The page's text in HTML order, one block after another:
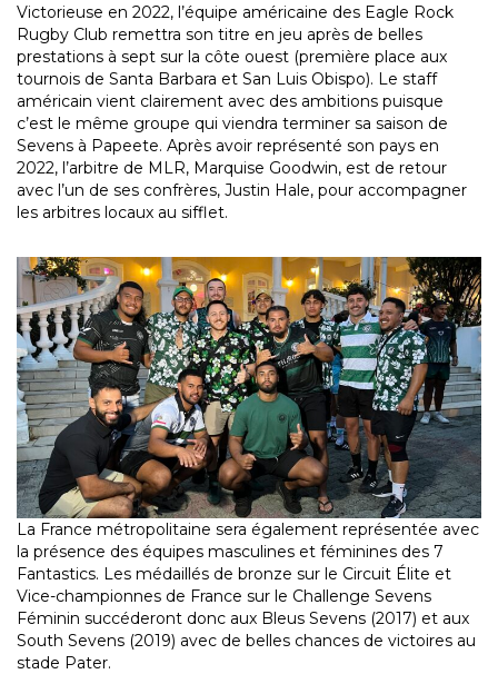
Victorieuse en 2022, l’équipe américaine des Eagle Rock
Rugby Club remettra son titre en jeu après de belles
prestations à sept sur la côte ouest (première place aux
tournois de Santa Barbara et San Luis Obispo). Le staff
américain vient clairement avec des ambitions puisque
c’est le même groupe qui viendra terminer sa saison de
Sevens à Papeete. Après avoir représenté son pays en
2022, l’arbitre de MLR, Marquise Goodwin, est de retour
avec l’un de ses confrères, Justin Hale, pour accompagner
les arbitres locaux au sifflet.
La France métropolitaine sera également représentée avec
la présence des équipes masculines et féminines des 7
Fantastics. Les médaillés de bronze sur le Circuit Élite et
Vice-championnes de France sur le Challenge Sevens
Féminin succéderont donc aux Bleus Sevens (2017) et aux
South Sevens (2019) avec de belles chances de victoires au
stade Pater.